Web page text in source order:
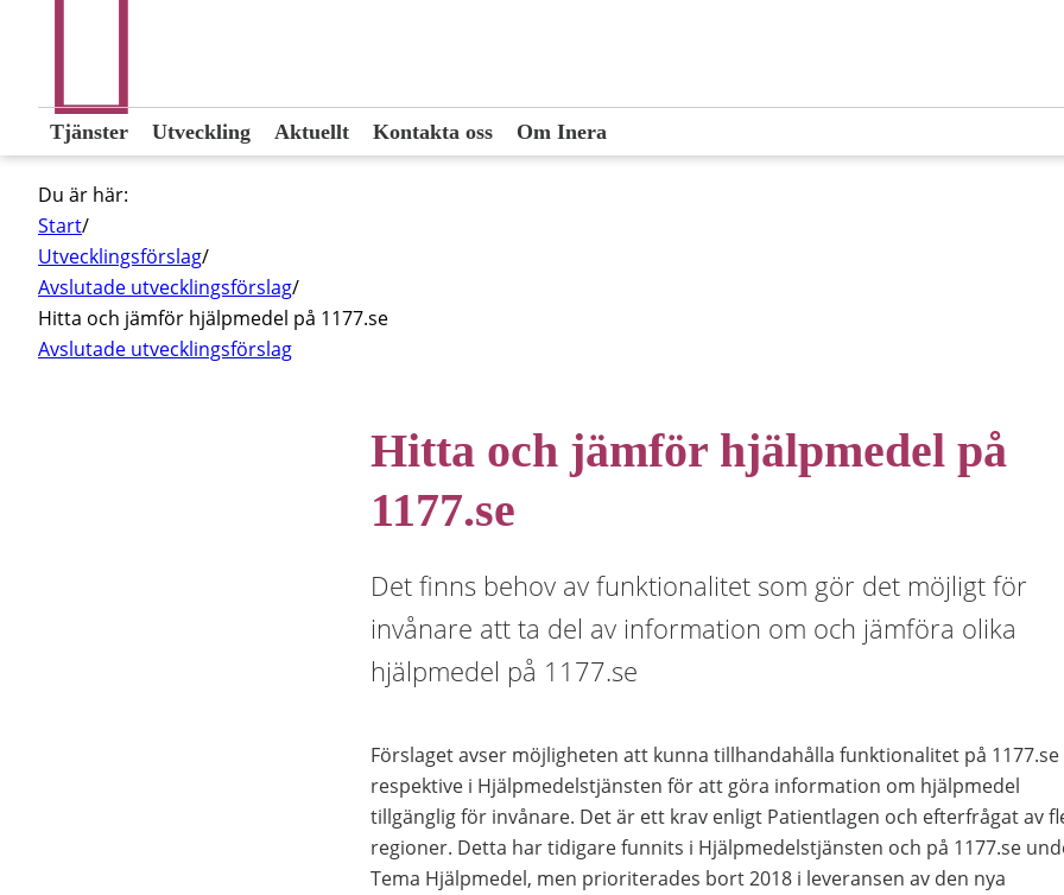
Tjänster Utveckling Aktuellt Kontakta oss Om Inera
Du är här:
Start/
Utvecklingsförslag/
Avslutade utvecklingsförslag/
Hitta och jämför hjälpmedel på 1177.se
Avslutade utvecklingsförslag
Hitta och jämför hjälpmedel på
1177.se
Det finns behov av funktionalitet som gör det möjligt för
invånare att ta del av information om och jämföra olika
hjälpmedel på 1177.se
Förslaget avser möjligheten att kunna tillhandahålla funktionalitet på 1177.se
respektive i Hjälpmedelstjänsten för att göra information om hjälpmedel
tillgänglig för invånare. Det är ett krav enligt Patientlagen och efterfrågat av
regioner. Detta har tidigare funnits i Hjälpmedelstjänsten och på 1177.se
Tema Hjälpmedel, men prioriterades bort 2018 i leveransen av den nya